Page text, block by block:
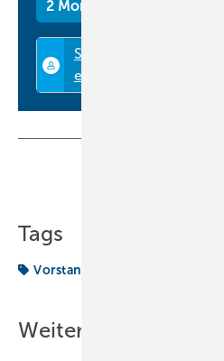
2 Monate kostenlos testen
Tags
Vorstand
Weitere Inhalte